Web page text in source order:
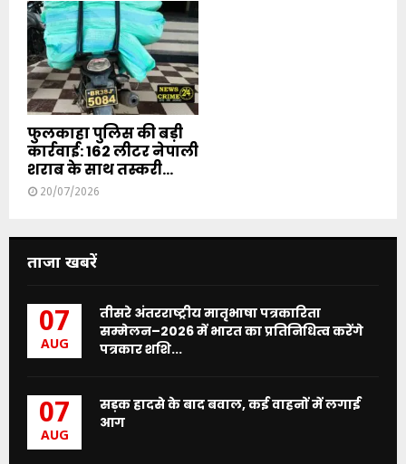
फुलकाहा पुलिस की बड़ी
कार्रवाई: 162 लीटर नेपाली
शराब के साथ तस्करी...
20/07/2026
ताजा खबरें
07
AUG
तीसरे अंतरराष्ट्रीय मातृभाषा पत्रकारिता
सम्मेलन–2026 में भारत का प्रतिनिधित्व करेंगे
पत्रकार शशि...
07
AUG
सड़क हादसे के बाद बवाल, कई वाहनों में लगाई
आग